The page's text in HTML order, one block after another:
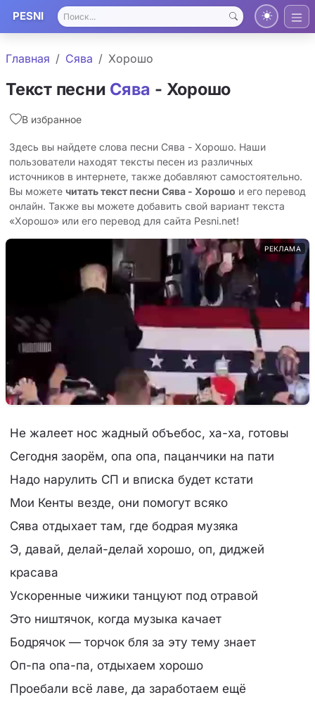
PESNI
Главная Сява Хорошо
Текст песни Сява - Хорошо
В избранное
Здесь вы найдете слова песни Сява - Хорошо. Наши
пользователи находят тексты песен из различных
источников в интернете, также добавляют самостоятельно.
Вы можете читать текст песни Сява - Хорошо и его перевод
онлайн. Также вы можете добавить свой вариант текста
«Хорошо» или его перевод для сайта Pesni.net!
РЕКЛАМА
Не жалеет нос жадный объебос, ха-ха, готовы
Сегодня заорём, опа опа, пацанчики на пати
Надо нарулить СП и вписка будет кстати
Мои Кенты везде, они помогут всяко
Сява отдыхает там, где бодрая музяка
Э, давай, делай-делай хорошо, оп, диджей
красава
Ускоренные чижики танцуют под отравой
Это ништячок, когда музыка качает
Бодрячок — торчок бля за эту тему знает
Оп-па опа-па, отдыхаем хорошо
Проебали всё лаве, да заработаем ещё